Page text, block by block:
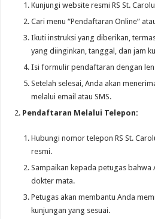
Kunjungi website resmi RS St.
Cari menu “Pendaftaran Online”
Ikuti instruksi yang diberikan,
yang diinginkan, tanggal, dan jam
Isi formulir pendaftaran dengan
Setelah selesai, Anda akan
melalui email atau SMS.
Pendaftaran Melalui Telepon:
Hubungi nomor telepon RS St.
resmi.
Sampaikan kepada petugas
dokter mata.
Petugas akan membantu Anda
kunjungan yang sesuai.